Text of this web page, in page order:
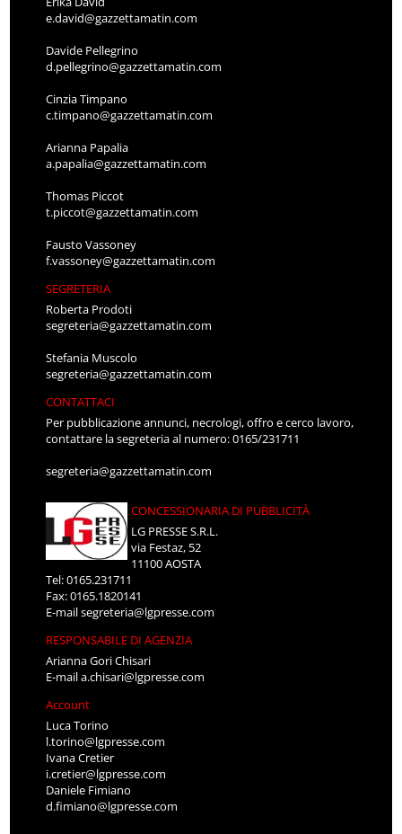
e.david@gazzettamatin.com
Davide Pellegrino
d.pellegrino@gazzettamatin.com
Cinzia Timpano
c.timpano@gazzettamatin.com
Arianna Papalia
a.papalia@gazzettamatin.com
Thomas Piccot
t.piccot@gazzettamatin.com
Fausto Vassoney
f.vassoney@gazzettamatin.com
SEGRETERIA
Roberta Prodoti
segreteria@gazzettamatin.com
Stefania Muscolo
segreteria@gazzettamatin.com
CONTATTACI
Per pubblicazione annunci, necrologi, offro e cerco lavoro,
contattare la segreteria al numero: 0165/231711
segreteria@gazzettamatin.com
CONCESSIONARIA DI PUBBLICITÀ
LG PRESSE S.R.L.
via Festaz, 52
11100 AOSTA
Tel: 0165.231711
Fax: 0165.1820141
E-mailsegreteria@lgpresse.com
RESPONSABILE DI AGENZIA
Arianna Gori Chisari
E-maila.chisari@lgpresse.com
Account
Luca Torino
l.torino@lgpresse.com
Ivana Cretier
i.cretier@lgpresse.com
Daniele Fimiano
d.fimiano@lgpresse.com